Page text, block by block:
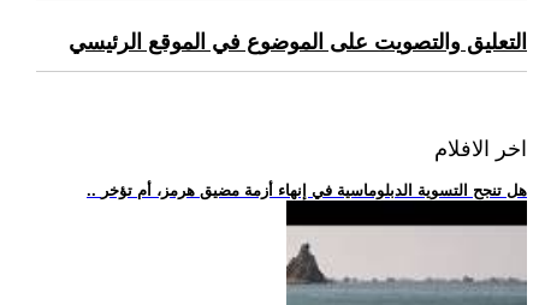
التعليق والتصويت على الموضوع في الموقع الرئيسي
اخر الافلام
.. هل تنجح التسوية الدبلوماسية في إنهاء أزمة مضيق هرمز، أم تؤخر